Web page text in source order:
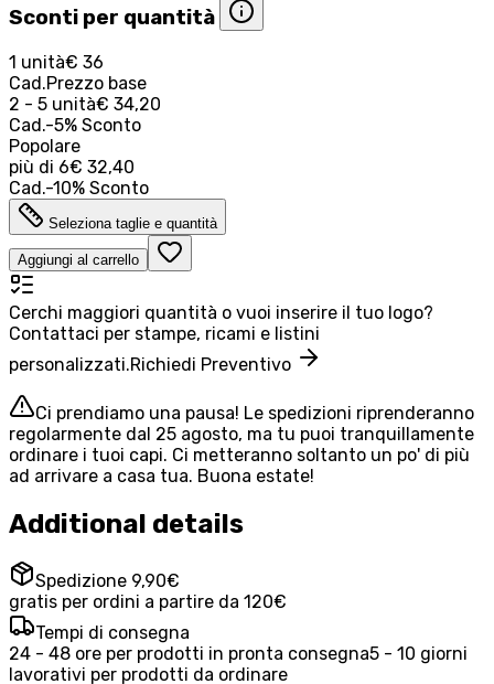
Sconti per quantità
1 unità€ 36
Cad.Prezzo base
2 - 5 unità€ 34,20
Cad.-5% Sconto
Popolare
più di 6€ 32,40
Cad.-10% Sconto
Seleziona taglie e quantità
Aggiungi al carrello
Cerchi maggiori quantità o vuoi inserire il tuo logo?
Contattaci per stampe, ricami e listini
personalizzati.Richiedi Preventivo
Ci prendiamo una pausa! Le spedizioni riprenderanno
regolarmente dal 25 agosto, ma tu puoi tranquillamente
ordinare i tuoi capi. Ci metteranno soltanto un po' di più
ad arrivare a casa tua. Buona estate!
Additional details
Spedizione 9,90€
gratis per ordini a partire da 120€
Tempi di consegna
24 - 48 ore per prodotti in pronta consegna5 - 10 giorni
lavorativi per prodotti da ordinare